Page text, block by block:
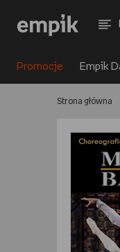
Promocje Empik
Strona główna